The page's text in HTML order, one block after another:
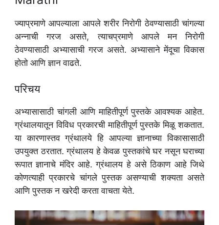
ज्याप्रमाणे आपल्याला आपले शरीर निरोगी ठेवण्यासाठी चांगल्या
अन्नाची गरज असते, त्याचप्रमाणे आपले मन निरोगी
ठेवण्यासाठी अभ्यासाची गरज असते. अभ्यासाने मेंदूचा विकास
होतो आणि ज्ञान वाढते.
परिचय
अभ्यासासाठी चांगली आणि माहितीपूर्ण पुस्तके आवश्यक आहेत.
ग्रंथालयातून विविध प्रकारची माहितीपूर्ण पुस्तके मिळू शकतात.
या कारणास्तव ग्रंथालये हि आपल्या ज्ञानाच्या विकासासाठी
उपयुक्त ठरतात. ग्रंथालय हे केवळ पुस्तकांचे घर नसून घराच्या
रूपात ज्ञानाचे मंदिर आहे. ग्रंथालय हे असे ठिकाण आहे जिथे
कोणत्याही प्रकारचे चांगले पुस्तक असण्याची शक्यता असते
आणि पुस्तक न खरेदी करता वाचता येते.